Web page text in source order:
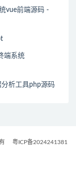
vue前端源码 -
端系统
析工具php源码
粤ICP备2024241381